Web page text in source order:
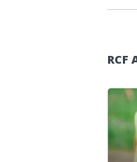
RCF
Lecteur audio